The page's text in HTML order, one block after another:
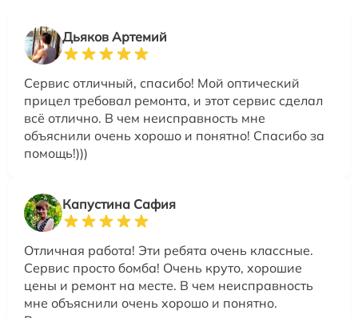
Дьяков Артемий
Сервис отличный, спасибо! Мой оптический
прицел требовал ремонта, и этот сервис сделал
всё отлично. В чем неисправность мне
объяснили очень хорошо и понятно! Спасибо за
помощь!)))
Капустина Сафия
Отличная работа! Эти ребята очень классные.
Сервис просто бомба! Очень круто, хорошие
цены и ремонт на месте. В чем неисправность
мне объяснили очень хорошо и понятно.